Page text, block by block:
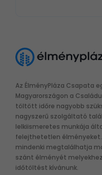
Az ÉlményPláza Csapata
Magyarországon a
töltött időre nagyobb
nagyszerű szolgáltató
lelkiismeretes munkája
felejthetetlen
mindenki megtalálhatja
szánt élményét
időtöltést kívánunk.